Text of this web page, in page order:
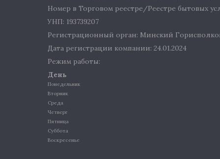
Номер в Торговом реестре/Реестре бытовых
УНП: 193739207
Регистрационный орган: Минский
Дата регистрации компании: 24.01.2024
Режим работы:
День
Понедельник
Вторник
Среда
Четверг
Пятница
Суббота
Воскресенье